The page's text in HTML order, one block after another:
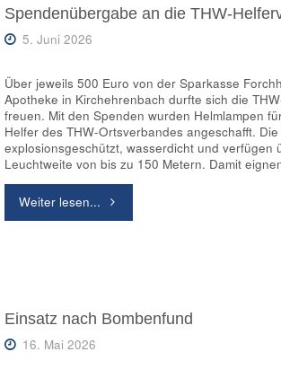
Kirchehrenbach
THW
beteiligt
sich
am
Jubiläumsfest"
Spendenübergabe an die THW-
5. Juni 2026
Über jeweils 500 Euro von der Sparkasse
Apotheke in Kirchehrenbach durfte sich die
freuen. Mit den Spenden wurden Helmlampen
Helfer des THW-Ortsverbandes angeschafft.
explosionsgeschützt, wasserdicht und verfügen
Leuchtweite von bis zu 150 Metern. Damit
Weiter lesen..."Spendenübergabe
Einsatz nach Bombenfund
16. Mai 2026